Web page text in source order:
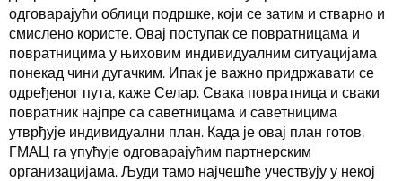
одговарајући облици подршке, који се затим и стварно и
смислено користе. Овај поступак се повратницама и
повратницима у њиховим индивидуалним ситуацијама
понекад чини дугачким. Ипак је важно придржавати се
одређеног пута, каже Селар. Свака повратница и сваки
повратник најпре са саветницама и саветницима
утврђује индивидуални план. Када је овај план готов,
ГМАЦ га упућује одговарајућим партнерским
организацијама. Људи тамо најчешће учествују у некој